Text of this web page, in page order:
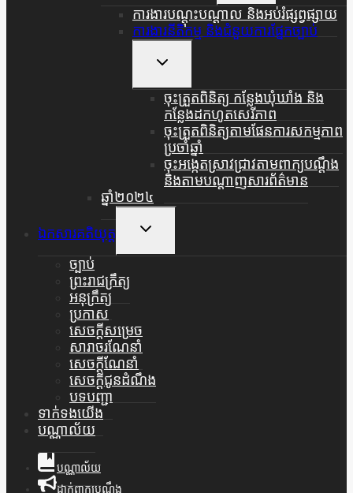
Menu
ការងារបណ្តុះបណ្តាល និងអប់រំផ្សព្វផ្សាយ
ការងារនីតិកម្ម និងជំនួយការផ្នែកច្បាប់
Toggle
Menu
ចុះត្រួតពិនិត្យ កន្លែងឃុំឃាំង និង
កន្លែងដកហូតសេរីភាព
ចុះត្រួតពិនិត្យតាមផែនការសកម្មភាព
ប្រចាំឆ្នាំ
ចុះអង្កេតស្រាវជ្រាវតាមពាក្យបណ្តឹង
និងតាមបណ្តាញសារព័ត៌មាន
ឆ្នាំ២០២៤
ឯកសារគតិយុត្ត
Toggle
Menu
ច្បាប់
ព្រះរាជក្រឹត្យ
អនុក្រឹត្យ
ប្រកាស
សេចក្តីសម្រេច
សារាចរណែនាំ
សេចក្តីណែនាំ
សេចក្តីជូនដំណឹង
បទបញ្ជា
ទាក់ទងយើង
បណ្ណាល័យ
បណ្ណាល័យ
ដាក់ពាក្យបណ្ដឹង